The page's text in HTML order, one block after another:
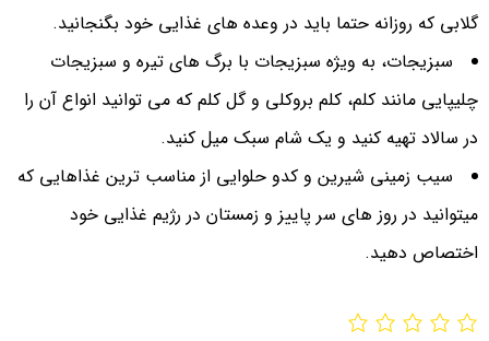
گلابی که روزانه حتما باید در وعده های غذایی خود بگنجانید.
سبزیجات، به ویژه سبزیجات با برگ های تیره و سبزیجات
چلیپایی مانند کلم، کلم بروکلی و گل کلم که می توانید انواع آن را
در سالاد تهیه کنید و یک شام سبک میل کنید.
سیب زمینی شیرین و کدو حلوایی از مناسب ترین غذاهایی که
میتوانید در روز های سر پاییز و زمستان در رژیم غذایی خود
اختصاص دهید.